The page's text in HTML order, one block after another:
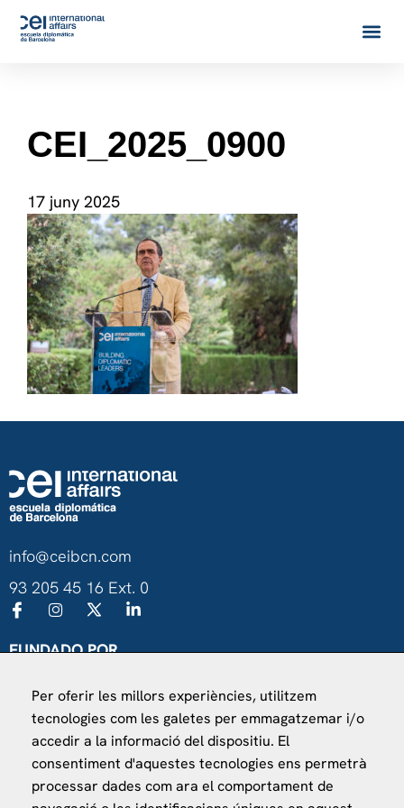
CEI_2025_0900
17 juny 2025
info@ceibcn.com
93 205 45 16 Ext. 0
FUNDADO POR
Ministerio de Asuntos Exteriores, UE y Cooperación
Fundación "la Caixa"
Per oferir les millors experiències, utilitzem
tecnologies com les galetes per emmagatzemar i/o
accedir a la informació del dispositiu. El
consentiment d'aquestes tecnologies ens permetrà
processar dades com ara el comportament de